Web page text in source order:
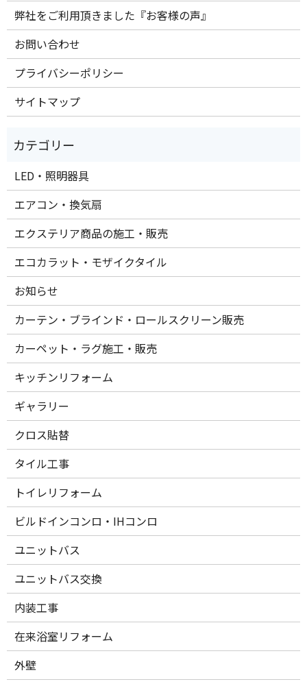
弊社をご利用頂きました『お客様の声』
お問い合わせ
プライバシーポリシー
サイトマップ
LED・照明器具
エアコン・換気扇
エクステリア商品の施工・販売
エコカラット・モザイクタイル
お知らせ
カーテン・ブラインド・ロールスクリーン販売
カーペット・ラグ施工・販売
キッチンリフォーム
ギャラリー
クロス貼替
タイル工事
トイレリフォーム
ビルドインコンロ・IHコンロ
ユニットバス
ユニットバス交換
内装工事
在来浴室リフォーム
外壁